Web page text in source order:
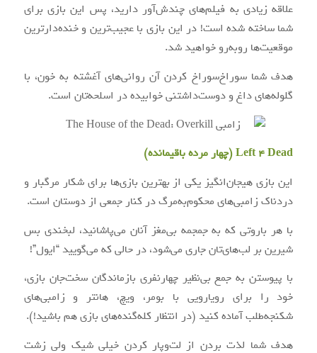
علاقه زیادی به فیلم‌های چندش‌آور دارید، پس این بازی برای
شما ساخته شده است! در این بازی با عجیب‌ترین و خنده‌دارترین
موقعیت‌ها روبه‌رو خواهید شد.
هدف شما سوراخ‌سوراخ کردن آن روانی‌های آغشته به خون، با
گلوله‌های داغ و دوست‌داشتنی خوابیده در اسلحه‌تان است.
Left 4 Dead (چهار مرده باقیمانده)
این بازی هیجان‌انگیز یکی از بهترین بازی‌ها برای شکار مرگبار و
دردناک زامبی‌های محکوم‌به‌مرگ در کنار جمعی از دوستان است.
با هر باروتی که به جمجمه بی‌‌مغز آنان می‌پاشانید، لبخندی بس
شیرین بر لب‌های‌تان جاری می‌شود، در حالی که می‌گویید “ایول”!
با پیوستن به جمع بی‌نظیر چهارنفری بازماندگان سخت‌جان بازی،
خود را برای رویارویی با بومر، ویچ، هانتر و زامبی‌های
شکنجه‌طلب آماده کنید (در انتظار کله‌گنده‌های بازی هم باشید!).
هدف شما لذت بردن از لت‌وپار کردن خیلی شیک ولی زشت